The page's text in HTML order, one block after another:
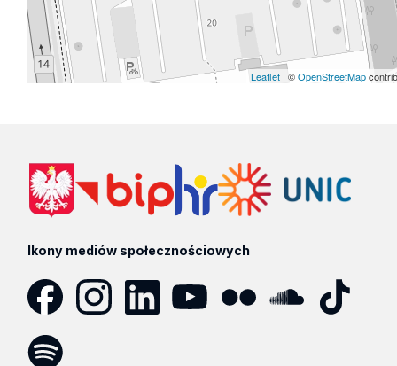
Leaflet | ©OpenStreetMap
Ikony mediów społecznościowych